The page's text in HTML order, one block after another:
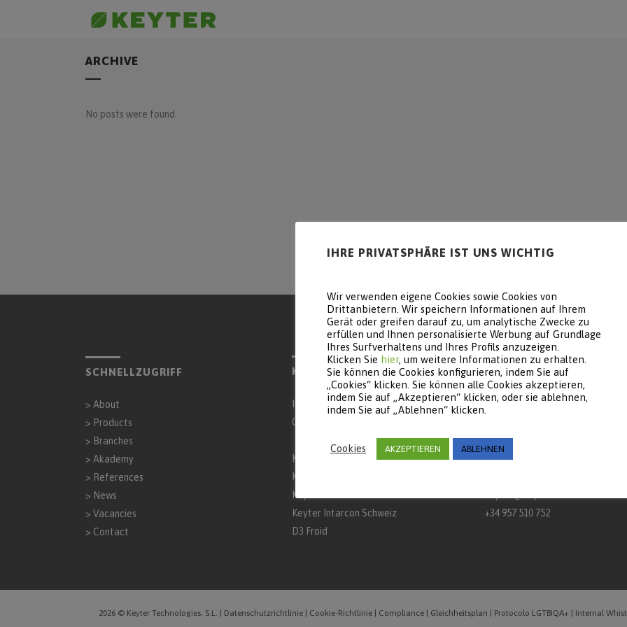
ARCHIVE
No posts were found.
SCHNELLZUGRIFF
> About
> Products
> Branches
> Akademy
> References
> News
> Vacancies
> Contact
KOOPERATIONSPARTNER
Intarcon
Genaq
Keyter Intarcon Nederland BV
Keyter Intarcon Newtech
Keyter France SAS
Keyter Intarcon Schweiz
D3 Froid
CONTACT
Keyter Technologies, S.L.
Postfach 650 – 14900 – Lucena
Spanien
+34 957 510 752
2026 © Keyter Technologies, S.L. Datenschutzrichtlinie Cookie-Richtlinie Compliance Gleichheitsplan Protocolo LGTBIQA+ Internal
IHRE PRIVATSPHÄRE IST UNS WICHTIG
Wir verwenden eigene Cookies sowie Cookies von
Drittanbietern. Wir speichern Informationen auf Ihrem
Gerät oder greifen darauf zu, um analytische Zwecke zu
erfüllen und Ihnen personalisierte Werbung auf Grundlage
Ihres Surfverhaltens und Ihres Profils anzuzeigen.
Klicken Sie hier, um weitere Informationen zu erhalten.
Sie können die Cookies konfigurieren, indem Sie auf
„Cookies“ klicken. Sie können alle Cookies akzeptieren,
indem Sie auf „Akzeptieren“ klicken, oder sie ablehnen,
indem Sie auf „Ablehnen“ klicken.
Cookies AKZEPTIEREN ABLEHNEN